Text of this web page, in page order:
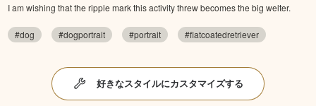
I am wishing that the ripple mark this activity threw becomes the big welter.
#dog #dogportrait #portrait #flatcoatedretriever
好きなスタイルにカスタマイズする